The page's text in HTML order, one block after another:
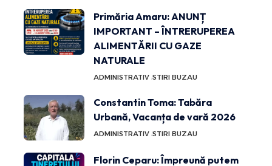
Primăria Amaru: ANUNȚ
IMPORTANT – ÎNTRERUPEREA
ALIMENTĂRII CU GAZE
NATURALE
ADMINISTRATIV STIRI BUZAU
Constantin Toma: Tabăra
Urbană, Vacanța de vară 2026
ADMINISTRATIV STIRI BUZAU
Florin Ceparu: Împreună putem